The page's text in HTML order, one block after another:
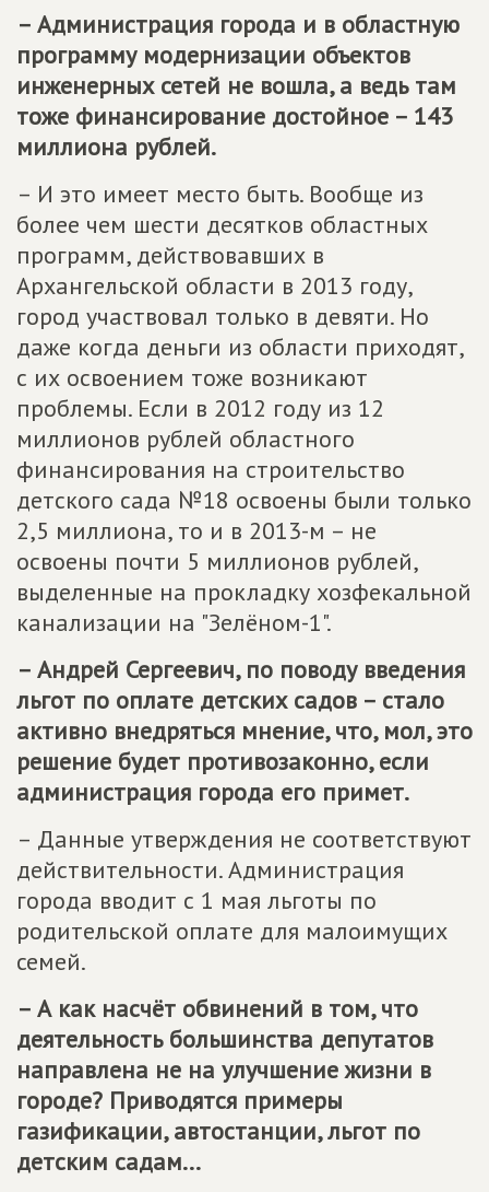
– Администрация города и в областную
программу модернизации объектов
инженерных сетей не вошла, а ведь там
тоже финансирование достойное – 143
миллиона рублей.
– И это имеет место быть. Вообще из
более чем шести десятков областных
программ, действовавших в
Архангельской области в 2013 году,
город участвовал только в девяти. Но
даже когда деньги из области приходят,
с их освоением тоже возникают
проблемы. Если в 2012 году из 12
миллионов рублей областного
финансирования на строительство
детского сада №18 освоены были только
2,5 миллиона, то и в 2013-м – не
освоены почти 5 миллионов рублей,
выделенные на прокладку хозфекальной
канализации на "Зелёном-1".
– Андрей Сергеевич, по поводу введения
льгот по оплате детских садов – стало
активно внедряться мнение, что, мол, это
решение будет противозаконно, если
администрация города его примет.
– Данные утверждения не соответствуют
действительности. Администрация
города вводит с 1 мая льготы по
родительской оплате для малоимущих
семей.
– А как насчёт обвинений в том, что
деятельность большинства депутатов
направлена не на улучшение жизни в
городе? Приводятся примеры
газификации, автостанции, льгот по
детским садам...